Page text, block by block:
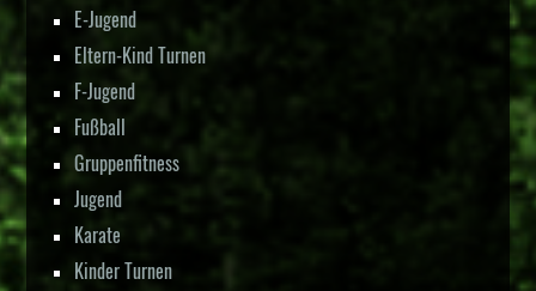
E-Jugend
Eltern-Kind Turnen
F-Jugend
Fußball
Gruppenfitness
Jugend
Karate
Kinder Turnen